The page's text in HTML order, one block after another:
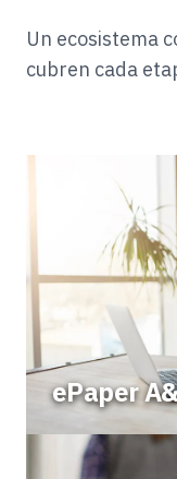
Un ecosistema
cubren cada
ePaper